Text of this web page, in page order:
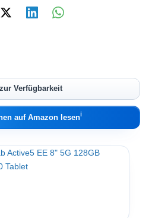
Verfügbarkeit
auf Amazon lesenℹ︎